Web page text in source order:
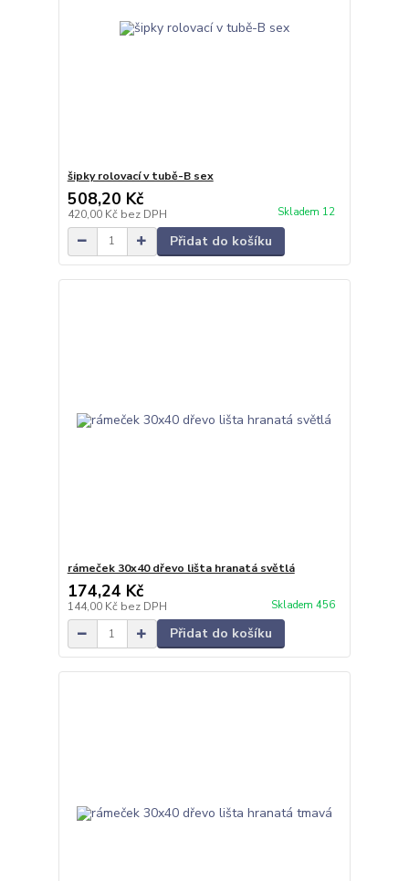
šipky rolovací v tubě-B sex
508,20 Kč
420,00 Kč bez DPH Skladem 12
Přidat do košíku
rámeček 30x40 dřevo lišta hranatá světlá
174,24 Kč
144,00 Kč bez DPH Skladem 456
Přidat do košíku